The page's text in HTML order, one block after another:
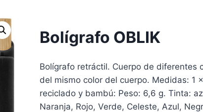
Bolígrafo OBLIK
Bolígrafo retráctil. Cuerpo de diferentes
del mismo color del cuerpo. Medidas: 1
reciclado y bambú: Peso: 6,6 g. Tinta:
Naranja, Rojo, Verde, Celeste, Azul,